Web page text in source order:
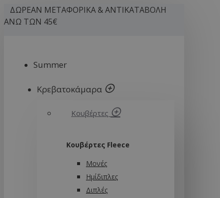
ΔΩΡΕΑΝ ΜΕΤΑΦΟΡΙΚΑ & ΑΝΤΙΚΑΤΑΒΟΛΗ
ΑΝΩ ΤΩΝ 45€
Summer
Κρεβατοκάμαρα
Κουβέρτες
Κουβέρτες Fleece
Μονές
Ημίδιπλες
Διπλές